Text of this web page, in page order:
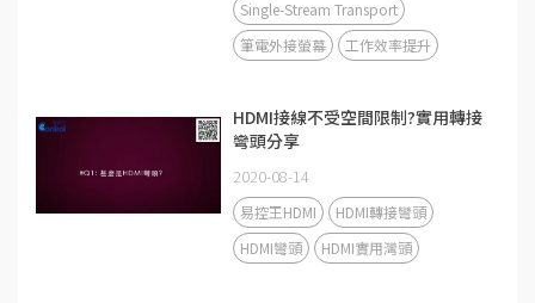
Single-Stream Transport
筆電外接螢幕
工作效率提升
HDMI接線不受空間限制?實用轉接
彎頭分享
2020-08-14
易控王HDMI
HDMI轉接彎頭
HDMI彎頭
HDMI實用灣頭